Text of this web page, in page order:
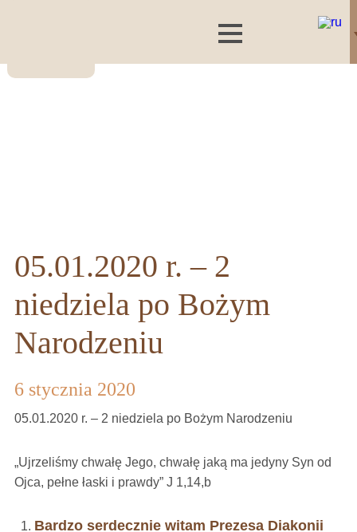
05.01.2020 r. – 2
niedziela po Bożym
Narodzeniu
6 stycznia 2020
05.01.2020 r. – 2 niedziela po Bożym Narodzeniu
„Ujrzeliśmy chwałę Jego, chwałę jaką ma jedyny Syn od
Ojca, pełne łaski i prawdy” J 1,14,b
Bardzo serdecznie witam Prezesa Diakonii